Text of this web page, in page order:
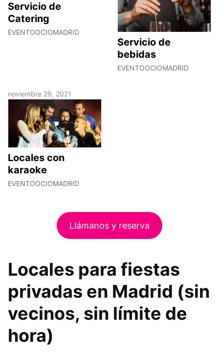
Servicio de
Catering
EVENTOOCIOMADRID
Servicio de
bebidas
EVENTOOCIOMADRID
noviembre 29, 2021
Locales con
karaoke
EVENTOOCIOMADRID
Llámanos y reserva
Locales para fiestas
privadas en Madrid (sin
vecinos, sin límite de
hora)